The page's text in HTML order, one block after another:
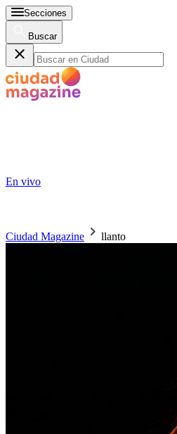
Secciones
Buscar
En vivo
Ciudad Magazine llanto